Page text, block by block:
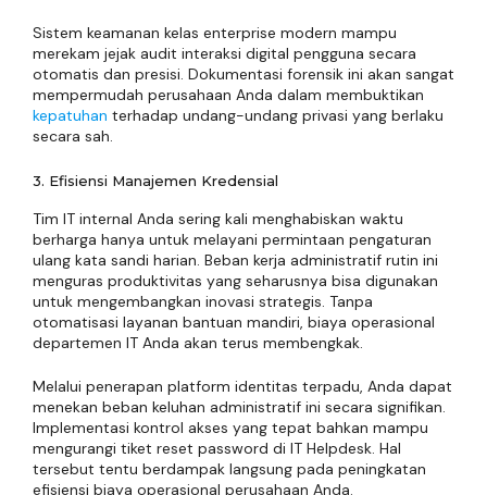
Sistem keamanan kelas enterprise modern mampu
merekam jejak audit interaksi digital pengguna secara
otomatis dan presisi. Dokumentasi forensik ini akan sangat
mempermudah perusahaan Anda dalam membuktikan
kepatuhan terhadap undang-undang privasi yang berlaku
secara sah.
3. Efisiensi Manajemen Kredensial
Tim IT internal Anda sering kali menghabiskan waktu
berharga hanya untuk melayani permintaan pengaturan
ulang kata sandi harian. Beban kerja administratif rutin ini
menguras produktivitas yang seharusnya bisa digunakan
untuk mengembangkan inovasi strategis. Tanpa
otomatisasi layanan bantuan mandiri, biaya operasional
departemen IT Anda akan terus membengkak.
Melalui penerapan platform identitas terpadu, Anda dapat
menekan beban keluhan administratif ini secara signifikan.
Implementasi kontrol akses yang tepat bahkan mampu
mengurangi tiket reset password di IT Helpdesk. Hal
tersebut tentu berdampak langsung pada peningkatan
efisiensi biaya operasional perusahaan Anda.